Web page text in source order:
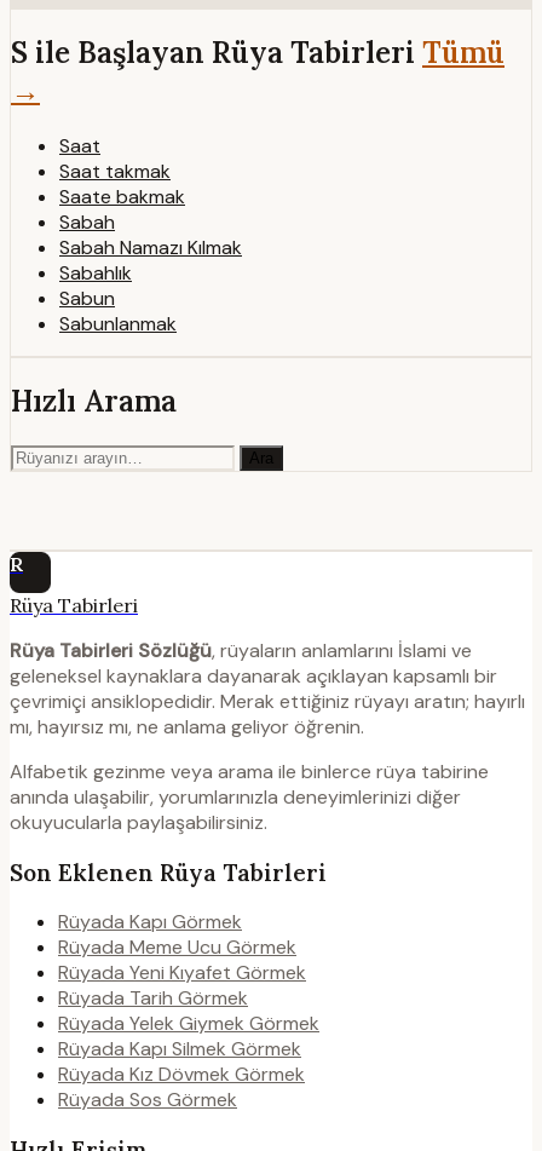
S ile Başlayan Rüya Tabirleri Tümü
→
Saat
Saat takmak
Saate bakmak
Sabah
Sabah Namazı Kılmak
Sabahlık
Sabun
Sabunlanmak
Hızlı Arama
Ara
R
Rüya Tabirleri
Rüya Tabirleri Sözlüğü, rüyaların anlamlarını İslami ve
geleneksel kaynaklara dayanarak açıklayan kapsamlı bir
çevrimiçi ansiklopedidir. Merak ettiğiniz rüyayı aratın; hayırlı
mı, hayırsız mı, ne anlama geliyor öğrenin.
Alfabetik gezinme veya arama ile binlerce rüya tabirine
anında ulaşabilir, yorumlarınızla deneyimlerinizi diğer
okuyucularla paylaşabilirsiniz.
Son Eklenen Rüya Tabirleri
Rüyada Kapı Görmek
Rüyada Meme Ucu Görmek
Rüyada Yeni Kıyafet Görmek
Rüyada Tarih Görmek
Rüyada Yelek Giymek Görmek
Rüyada Kapı Silmek Görmek
Rüyada Kız Dövmek Görmek
Rüyada Sos Görmek